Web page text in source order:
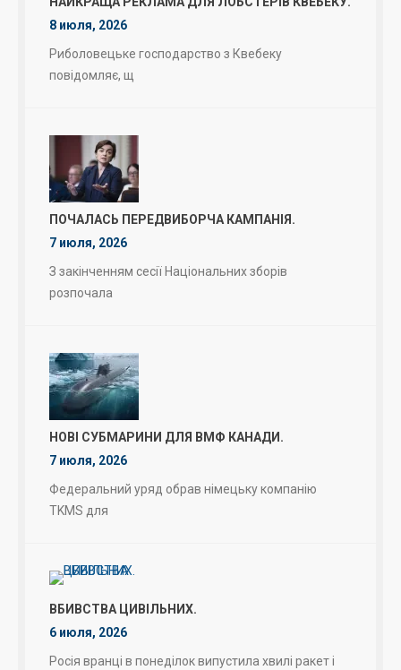
8 июля, 2026
Риболовецьке господарство з Квебеку
повідомляє, щ
ПОЧАЛАСЬ ПЕРЕДВИБОРЧА КАМПАНІЯ.
7 июля, 2026
З закінченням сесії Національних зборів
розпочала
НОВІ СУБМАРИНИ ДЛЯ ВМФ КАНАДИ.
7 июля, 2026
Федеральний уряд обрав німецьку компанію
TKMS для
ВБИВСТВА ЦИВІЛЬНИХ.
6 июля, 2026
Росія вранці в понеділок випустила хвилі ракет і